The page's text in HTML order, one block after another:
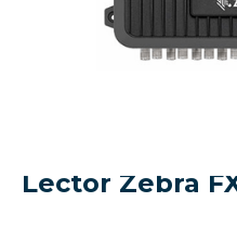
Lector Zebra